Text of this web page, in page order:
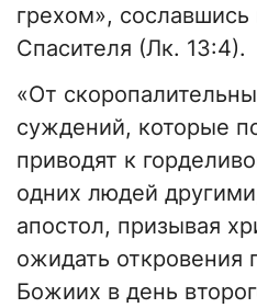
грехом»,
Спасителя (Лк. 13:4).
«От
суждений, которые
приводят к
одних людей
апостол, призывая
ожидать откровения
Божиих в день